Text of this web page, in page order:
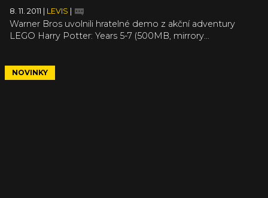
8. 11. 2011 LEVIS
Warner Bros uvolnili hratelné demo z akční adventury
LEGO Harry Potter: Years 5-7 (500MB, mirrory...
NOVINKY